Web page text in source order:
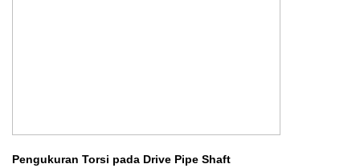
Pengukuran Torsi pada Drive Pipe Shaft